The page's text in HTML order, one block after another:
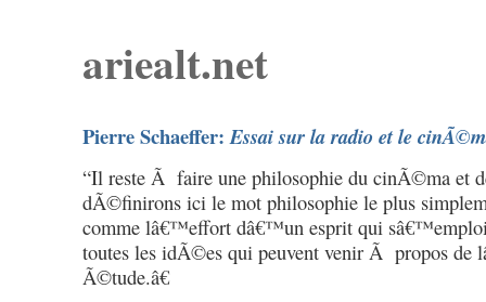
ariealt.net
Pierre Schaeffer:Essai sur la radio et le
“Il reste Ã faire une philosophie du cinÃ©ma et
dÃ©finirons ici le mot philosophie le plus
comme lâ€™effort dâ€™un esprit qui
toutes les idÃ©es qui peuvent venir Ã propos de
Ã©tude.â€